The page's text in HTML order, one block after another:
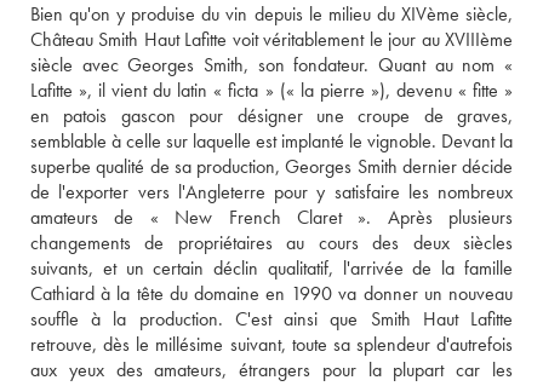
Bien qu'on y produise du vin depuis le milieu du XIVème siècle,
Château Smith Haut Lafitte voit véritablement le jour au XVIIIème
siècle avec Georges Smith, son fondateur. Quant au nom «
Lafitte », il vient du latin « ficta » (« la pierre »), devenu « fitte »
en patois gascon pour désigner une croupe de graves,
semblable à celle sur laquelle est implanté le vignoble. Devant la
superbe qualité de sa production, Georges Smith dernier décide
de l'exporter vers l'Angleterre pour y satisfaire les nombreux
amateurs de « New French Claret ». Après plusieurs
changements de propriétaires au cours des deux siècles
suivants, et un certain déclin qualitatif, l'arrivée de la famille
Cathiard à la tête du domaine en 1990 va donner un nouveau
souffle à la production. C'est ainsi que Smith Haut Lafitte
retrouve, dès le millésime suivant, toute sa splendeur d'autrefois
aux yeux des amateurs, étrangers pour la plupart car les